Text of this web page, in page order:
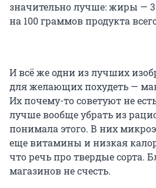
значительно лучше: жиры —
на 100 граммов продукта
И всё же одни из лучших
для желающих похудеть —
Их почему-то советуют не
лучше вообще убрать из
понимала этого. В них
еще витамины и низкая
что речь про твердые сорта.
магазинов не счесть.